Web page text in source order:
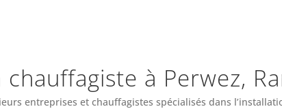
à Perwez,
entreprises et chauffagistes spécialisés dans